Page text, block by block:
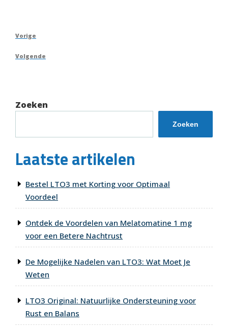
Berichtnavigatie
Vorig
Vorige
Volgend
Volgende
Zoeken
Zoeken
Laatste artikelen
Bestel LTO3 met Korting voor Optimaal
Voordeel
Ontdek de Voordelen van Melatomatine 1 mg
voor een Betere Nachtrust
De Mogelijke Nadelen van LTO3: Wat Moet Je
Weten
LTO3 Original: Natuurlijke Ondersteuning voor
Rust en Balans